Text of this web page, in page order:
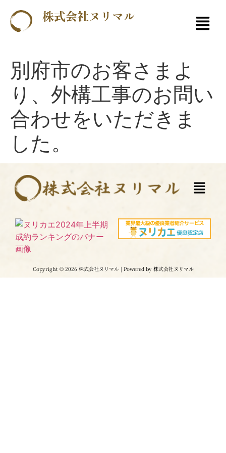
株式会社ヌリマル
別府市のお客さまよ
り、外構工事のお問い
合わせをいただきま
した。
Copyright © 2026 株式会社ヌリマル | Powered by 株式会社ヌリマル